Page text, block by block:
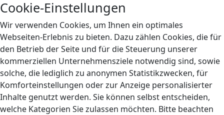
Cookie-Einstellungen
Wir verwenden Cookies, um Ihnen ein optimales
Webseiten-Erlebnis zu bieten. Dazu zählen Cookies, die für
den Betrieb der Seite und für die Steuerung unserer
kommerziellen Unternehmensziele notwendig sind, sowie
solche, die lediglich zu anonymen Statistikzwecken, für
Komforteinstellungen oder zur Anzeige personalisierter
Inhalte genutzt werden. Sie können selbst entscheiden,
welche Kategorien Sie zulassen möchten. Bitte beachten